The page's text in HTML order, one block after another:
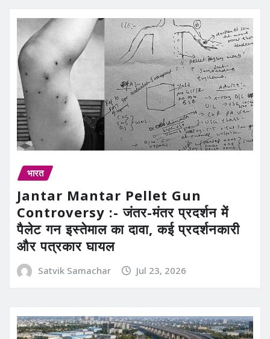
भारत
Jantar Mantar Pellet Gun
Controversy :- जंतर-मंतर प्रदर्शन में
पैलेट गन इस्तेमाल का दावा, कई प्रदर्शनकारी
और पत्रकार घायल
Satvik Samachar Jul 23, 2026